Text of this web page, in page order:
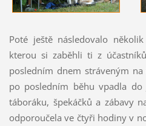
Poté ještě následovalo
kterou si zaběhli ti z
posledním dnem stráveným
po posledním běhu vpadla
táboráku, špekáčků a zábavy
odporoučela ve čtyři hodiny v